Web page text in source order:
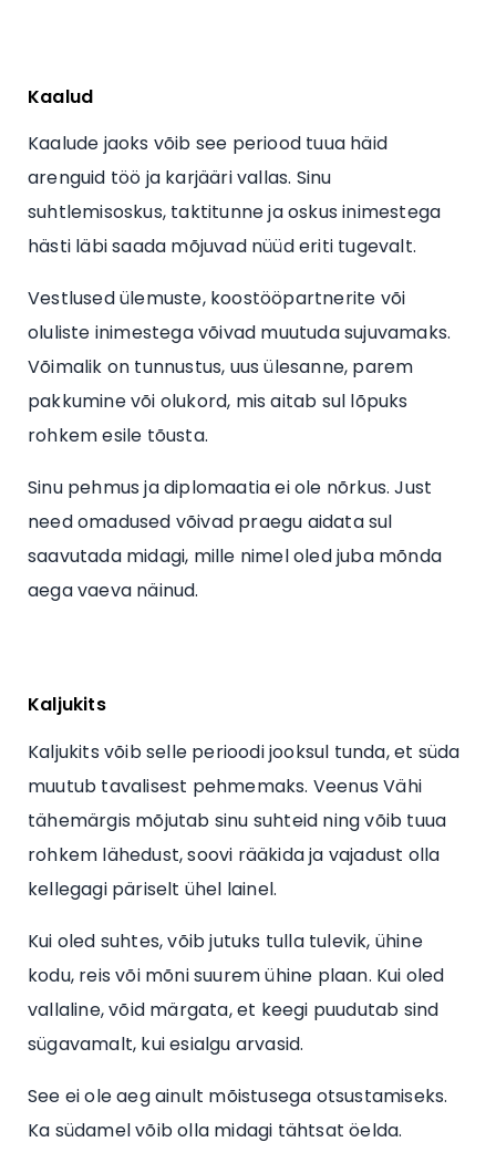
Kaalud
Kaalude jaoks võib see periood tuua häid
arenguid töö ja karjääri vallas. Sinu
suhtlemisoskus, taktitunne ja oskus inimestega
hästi läbi saada mõjuvad nüüd eriti tugevalt.
Vestlused ülemuste, koostööpartnerite või
oluliste inimestega võivad muutuda sujuvamaks.
Võimalik on tunnustus, uus ülesanne, parem
pakkumine või olukord, mis aitab sul lõpuks
rohkem esile tõusta.
Sinu pehmus ja diplomaatia ei ole nõrkus. Just
need omadused võivad praegu aidata sul
saavutada midagi, mille nimel oled juba mõnda
aega vaeva näinud.
Kaljukits
Kaljukits võib selle perioodi jooksul tunda, et süda
muutub tavalisest pehmemaks. Veenus Vähi
tähemärgis mõjutab sinu suhteid ning võib tuua
rohkem lähedust, soovi rääkida ja vajadust olla
kellegagi päriselt ühel lainel.
Kui oled suhtes, võib jutuks tulla tulevik, ühine
kodu, reis või mõni suurem ühine plaan. Kui oled
vallaline, võid märgata, et keegi puudutab sind
sügavamalt, kui esialgu arvasid.
See ei ole aeg ainult mõistusega otsustamiseks.
Ka südamel võib olla midagi tähtsat öelda.